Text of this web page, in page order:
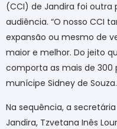
(CCI) de Jandira foi
audiência. “O nosso CCI
expansão ou mesmo de
maior e melhor. Do jeito
comporta as mais de 300
munícipe Sidney de Souza.
Na sequência, a
Jandira, Tzvetana Inês